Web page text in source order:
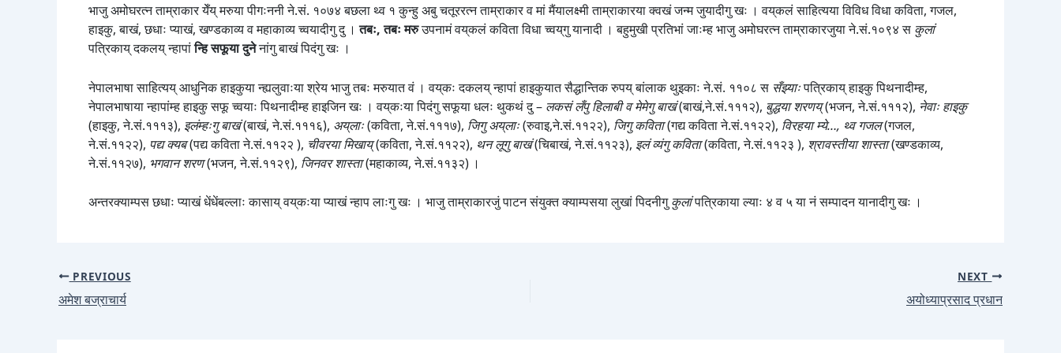
भाजु अमोघरत्न ताम्राकार येँय् मरुया पीगःननी ने.सं. १०७४ बछला थ्व १ कुन्हु अबु चतूररत्न ताम्राकार व मां मैंयालक्ष्मी ताम्राकारया क्वखं जन्म जुयादीगु खः । वय्‌कलं साहित्यया विविध विधा कविता, गजल,
हाइकु, बाखं, छधाः प्याखं, खण्डकाव्य व महाकाव्य च्वयादीगु दु ।तबः, तबः मरुउपनामं वय्‌कलं कविता विधा च्वय्‌गु यानादी । बहुमुखी प्रतिभां जाःम्ह भाजु अमोघरत्न ताम्राकारजुया ने.सं.१०९४ स कुलां
पत्रिकाय् दकलय् न्हापांन्हि सफूया दुनेनांगु बाखं पिदंगु खः ।
नेपालभाषा साहित्यय् आधुनिक हाइकुया न्ह्यलुवाःया श्रेय भाजु तबः मरुयात वं । वय्‌कः दकलय् न्हापां हाइकुयात सैद्धान्तिक रुपय् बांलाक थुइकाः ने.सं. ११०८ स सँझ्याःपत्रिकाय् हाइकु पिथनादीम्ह,
नेपालभाषाया न्हापांम्ह हाइकु सफू च्वयाः पिथनादीम्ह हाइजिन खः । वय्‌कःया पिदंगु सफूया धलः थुकथं दु – लकसं लँपु हिलाबी व मेमेगु बाखं(बाखं,ने.सं.१११२), बुद्धया शरणय्(भजन, ने.सं.१११२), नेवाः हाइकु
(हाइकु, ने.सं.१११३), इलंम्हःगु बाखं(बाखं, ने.सं.१११६), अय्‌लाः(कविता, ने.सं.१११७), जिगु अय्‌लाः(रुवाइ,ने.सं.११२२), जिगु कविता(गद्य कविता ने.सं.११२२), विरहया म्ये…, थ्व गजल(गजल,
ने.सं.११२२), पद्य क्यब(पद्य कविता ने.सं.११२२ ), चीवरया मिखाय्(कविता, ने.सं.११२२), थन लूगु बाखं(चिबाखं, ने.सं.११२३), इलं व्यंगु कविता(कविता, ने.सं.११२३ ), श्रावस्तीया शास्ता(खण्डकाव्य,
ने.सं.११२७), भगवान शरण(भजन, ने.सं.११२९), जिनवर शास्ता(महाकाव्य, ने.सं.११३२) ।
अन्तरक्याम्पस छधाः प्याखं धेंधेंबल्लाः कासाय् वय्‌कःया प्याखं न्हाप लाःगु खः । भाजु ताम्राकारजुं पाटन संयुक्त क्याम्पसया लुखां पिदनीगुकुलांपत्रिकाया ल्याः ४ व ५ या नं सम्पादन यानादीगु खः ।
PREVIOUS
अमेश बज्राचार्य
NEXT
अयोध्याप्रसाद प्रधान